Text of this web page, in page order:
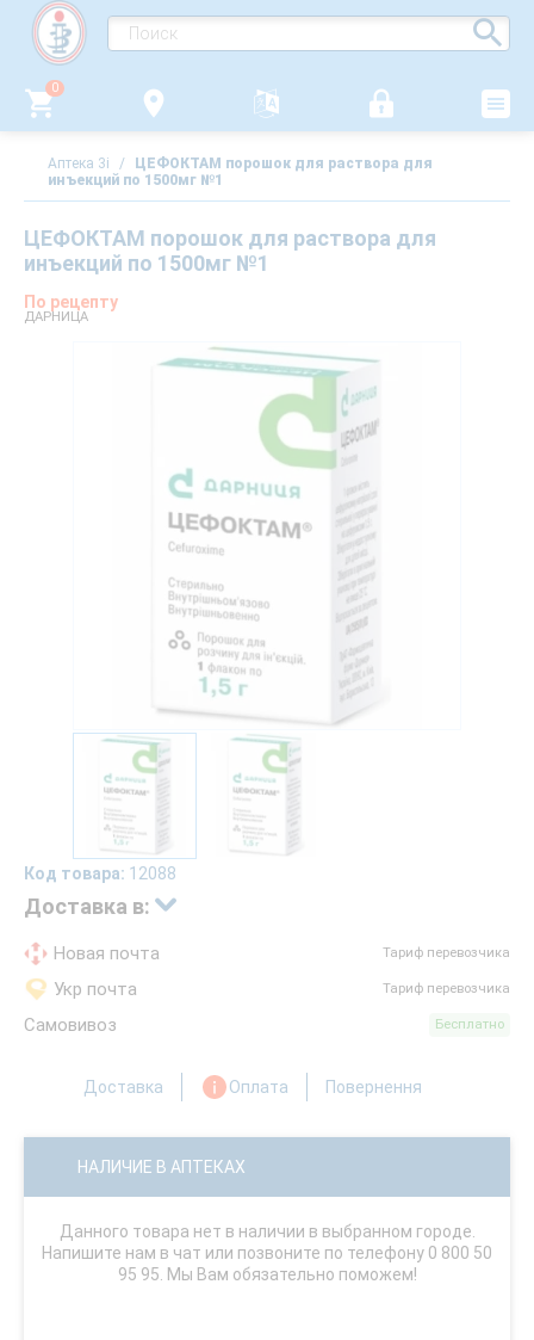
0
Аптека 3i /
ЦЕФОКТАМ порошок для раствора для
инъекций по 1500мг №1
ЦЕФОКТАМ порошок для раствора для
инъекций по 1500мг №1
По рецепту
ДАРНИЦА
Код товара: 12088
Доставка в:
Новая почта Тариф перевозчика
Укр почта Тариф перевозчика
Самовивоз Бесплатно
Доставка Оплата Повернення
НАЛИЧИЕ В АПТЕКАХ
Данного товара нет в наличии в выбранном городе.
Напишите нам в чат или позвоните по телефону 0 800 50
95 95. Мы Вам обязательно поможем!